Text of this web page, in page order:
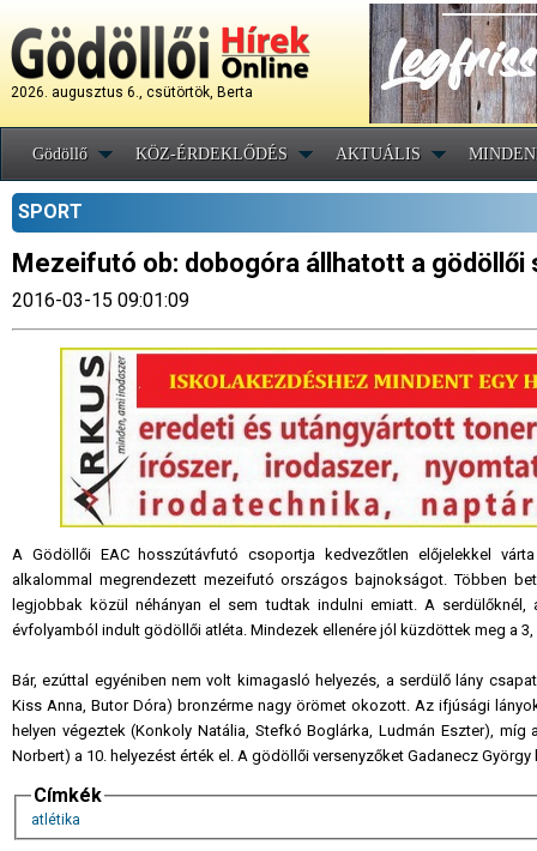
2026. augusztus 6., csütörtök, Berta
Gödöllő KÖZ-ÉRDEKLŐDÉS AKTUÁLIS
SPORT
Mezeifutó ob: dobogóra állhatott a gödöllői
2016-03-15 09:01:09
A Gödöllői EAC hosszútávfutó csoportja kedvezőtlen előjelekkel
alkalommal megrendezett mezeifutó országos bajnokságot. Többen
legjobbak közül néhányan el sem tudtak indulni emiatt. A
évfolyamból indult gödöllői atléta. Mindezek ellenére jól küzdöttek meg a
Bár, ezúttal egyéniben nem volt kimagasló helyezés, a serdülő lány
Kiss Anna, Butor Dóra) bronzérme nagy örömet okozott. Az ifjúsági
helyen végeztek (Konkoly Natália, Stefkó Boglárka, Ludmán Eszter),
Norbert) a 10. helyezést érték el. A gödöllői versenyzőket Gadanecz
Címkék
atlétika